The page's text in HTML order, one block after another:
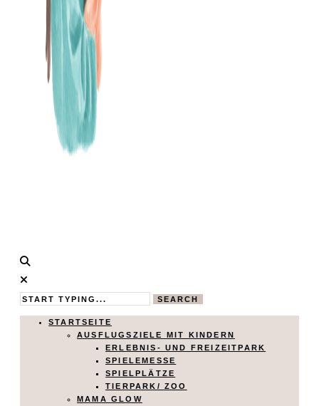
Calistas
Traum
MAMABLOG
SEARCH
STARTSEITE
AUSFLUGSZIELE MIT KINDERN
ERLEBNIS- UND FREIZEITPARK
SPIELEMESSE
SPIELPLÄTZE
TIERPARK/ ZOO
MAMA GLOW